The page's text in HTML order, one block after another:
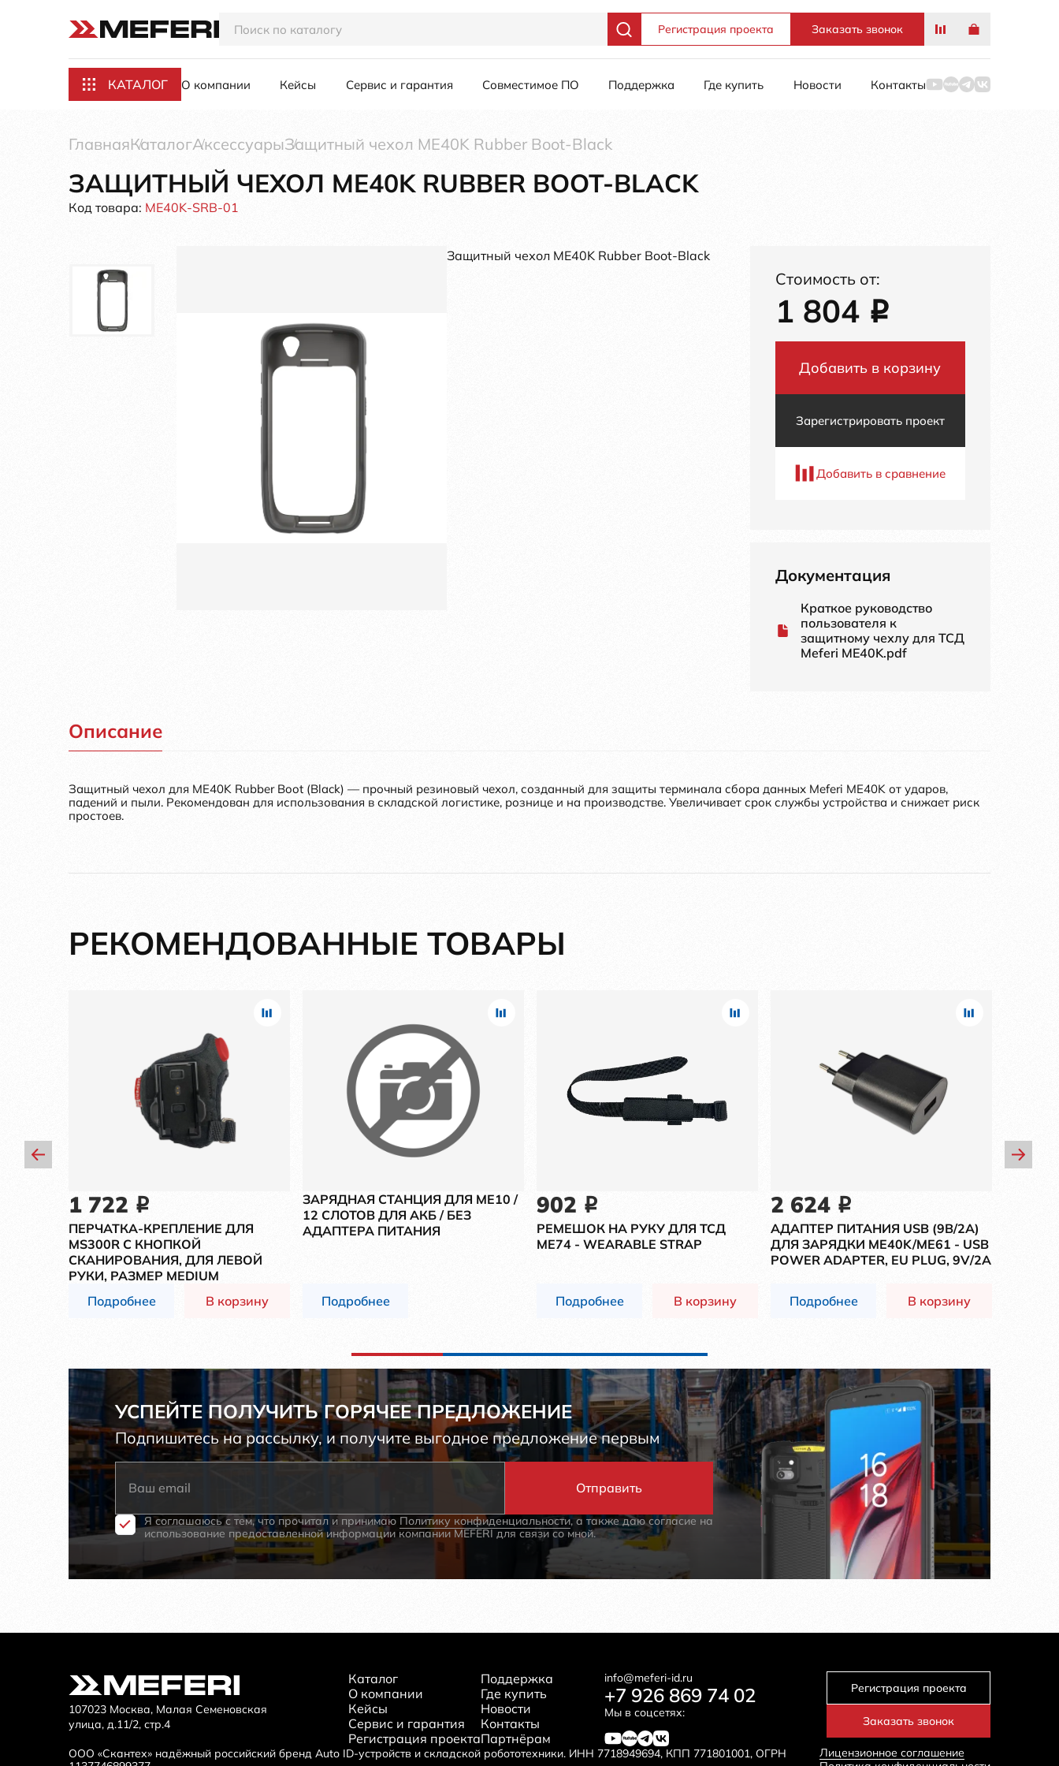
Регистрация проекта Заказать звонок
КАТАЛОГ О компании Кейсы Сервис и гарантия Совместимое ПО Поддержка Где купить Новости Контакты
ГлавнаяКаталогАксессуарыЗащитный чехол ME40K Rubber Boot-Black
ЗАЩИТНЫЙ ЧЕХОЛ ME40K RUBBER BOOT-BLACK
Код товара: ME40K-SRB-01
Защитный чехол ME40K Rubber Boot-Black
Стоимость от:
1 804 i
Добавить в корзину
Зарегистрировать проект
Добавить в сравнение
Документация
Краткое руководство
пользователя к
защитному чехлу для ТСД
Meferi ME40K.pdf
Описание
Защитный чехол для ME40K Rubber Boot (Black) — прочный резиновый чехол, созданный для защиты терминала сбора данных Meferi ME40K от ударов,
падений и пыли. Рекомендован для использования в складской логистике, рознице и на производстве. Увеличивает срок службы устройства и снижает риск
простоев.
РЕКОМЕНДОВАННЫЕ ТОВАРЫ
1 722 i
ПЕРЧАТКА-КРЕПЛЕНИЕ ДЛЯ
MS300R С КНОПКОЙ
СКАНИРОВАНИЯ, ДЛЯ ЛЕВОЙ
РУКИ, РАЗМЕР MEDIUM
Подробнее
В корзину
ЗАРЯДНАЯ СТАНЦИЯ ДЛЯ ME10 /
12 СЛОТОВ ДЛЯ АКБ / БЕЗ
АДАПТЕРА ПИТАНИЯ
Подробнее
902 i
РЕМЕШОК НА РУКУ ДЛЯ ТСД
ME74 - WEARABLE STRAP
Подробнее В корзину
2 624 i
АДАПТЕР ПИТАНИЯ USB (9В/2А)
ДЛЯ ЗАРЯДКИ ME40K/ME61 - USB
POWER ADAPTER, EU PLUG, 9V/2A
Подробнее В корзину
УСПЕЙТЕ ПОЛУЧИТЬ ГОРЯЧЕЕ ПРЕДЛОЖЕНИЕ
Подпишитесь на рассылку, и получите выгодное предложение первым
Я соглашаюсь с тем, что прочитал и принимаю Политику конфиденциальности, а также даю согласие на
использование предоставленной информации компании MEFERI для связи со мной.
107023 Москва, Малая Семеновская
улица, д.11/2, стр.4
Каталог
О компании
Кейсы
Сервис и гарантия
Регистрация проекта
Поддержка
Где купить
Новости
Контакты
Партнёрам
info@meferi-id.ru
+7 926 869 74 02
Мы в соцсетях:
Регистрация проекта
Заказать звонок
ООО «Скантех» надёжный российский бренд Auto ID-устройств и складской робототехники. ИНН 7718949694, КПП 771801001, ОГРН
Лицензионное соглашение